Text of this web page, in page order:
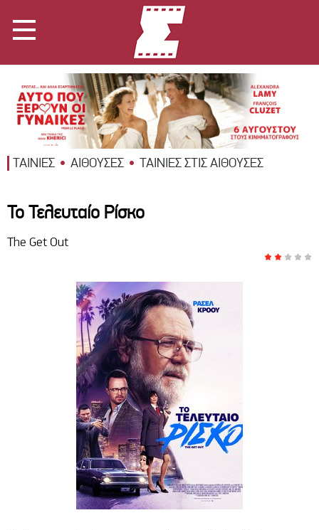
ΤΑΙΝΙΕΣ ΑΙΘΟΥΣΕΣ ΤΑΙΝΙΕΣ ΣΤΙΣ ΑΙΘΟΥΣΕΣ
Το Τελευταίο Ρίσκο
The Get Out